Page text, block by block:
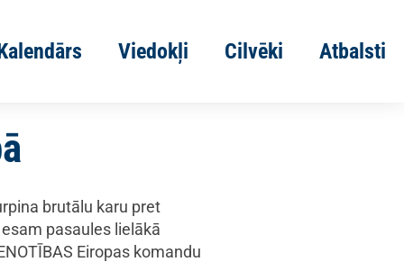
Viedokļi Cilvēki Atbalsti
brutālu karu pret
pasaules lielākā
Eiropas komandu